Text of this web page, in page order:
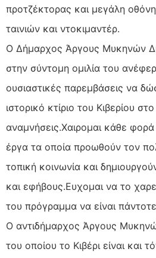
προτζέκτορας και μεγάλη
ταινιών και ντοκιμαντέρ.
Ο Δήμαρχος Άργους Μυκηνών
στην σύντομη ομιλία του
ουσιαστικές παρεμβάσεις να
ιστορικό κτίριο του Κιβερίου
αναμνήσεις.Χαιρομαι κάθε
έργα τα οποία προωθούν τον
τοπική κοινωνία και
και εφήβους.Ευχομαι να το
του πρόγραμμα να είναι
Ο αντιδήμαρχος Άργους
του οποίου το Κιβέρι είναι και